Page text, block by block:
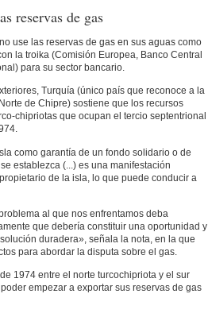
reservas de gas
use las reservas de gas en sus aguas como
la troika (Comisión Europea, Banco Central
para su sector bancario.
Turquía (único país que reconoce a la
de Chipre) sostiene que los recursos
chipriotas que ocupan el tercio septentrional
como garantía de un fondo solidario o de
establezca (...) es una manifestación
de la isla, lo que puede conducir a
al que nos enfrentamos deba
que debería constituir una oportunidad y
duradera», señala la nota, en la que
para abordar la disputa sobre el gas.
1974 entre el norte turcochipriota y el sur
empezar a exportar sus reservas de gas